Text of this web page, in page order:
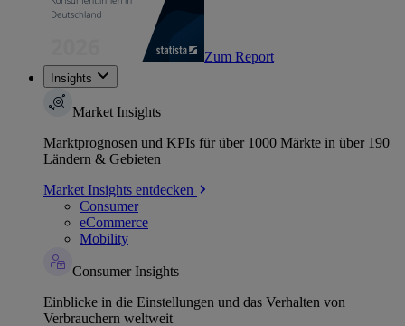
Zum Report
Insights
Market Insights
Marktprognosen und KPIs für über 1000 Märkte in über 190
Ländern & Gebieten
Market Insights entdecken
Consumer
eCommerce
Mobility
Consumer Insights
Einblicke in die Einstellungen und das Verhalten von
Verbrauchern weltweit